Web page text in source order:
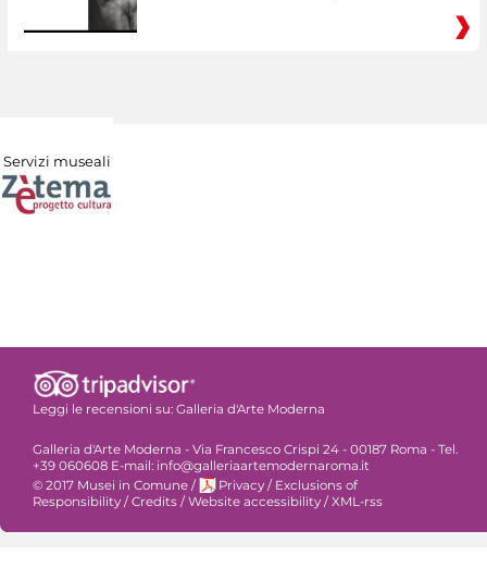
Servizi museali
Leggi le recensioni su: Galleria d'Arte Moderna
Galleria d'Arte Moderna - Via Francesco Crispi 24 - 00187 Roma - Tel.
+39 060608 E-mail: info@galleriaartemodernaroma.it
© 2017 Musei in Comune / Privacy / Exclusions of
Responsibility /Credits /Website accessibility /XML-rss